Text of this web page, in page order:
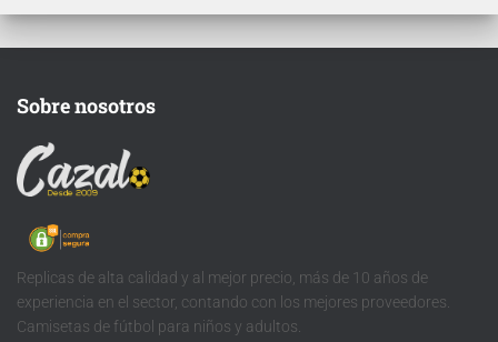
de …
Sobre nosotros
Replicas de alta calidad y al mejor precio, más de 10 años de
experiencia en el sector, contando con los mejores proveedores.
Camisetas de fútbol para niños y adultos.